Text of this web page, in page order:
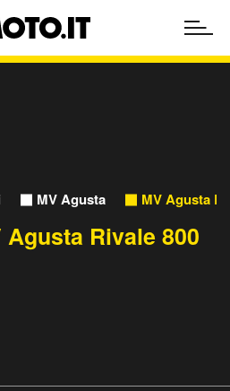
MV Agusta MV Agusta
Agusta Rivale 800